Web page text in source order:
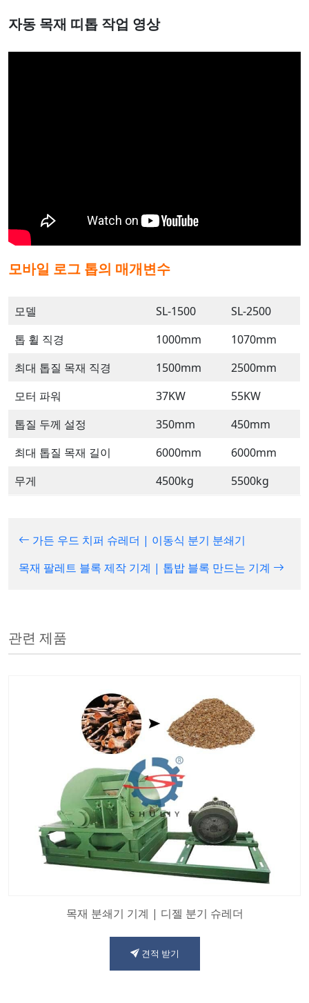
자동 목재 띠톱 작업 영상
모바일 로그 톱의 매개변수
모델 SL-1500
SL-2500
톱 휠 직경
1000mm
1070mm
최대 톱질 목재 직경
1500mm
2500mm
모터 파워
37KW
55KW
톱질 두께 설정
350mm
450mm
최대 톱질 목재 길이
6000mm
6000mm
무게
4500kg 5500kg
가든 우드 치퍼 슈레더 | 이동식 분기 분쇄기
목재 팔레트 블록 제작 기계 | 톱밥 블록 만드는 기계
관련 제품
목재 분쇄기 기계 | 디젤 분기 슈레더
견적 받기